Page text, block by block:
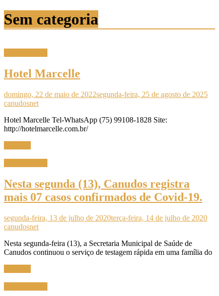
Sem categoria
Hotel Marcelle
domingo, 22 de maio de 2022segunda-feira, 25 de agosto de 2025
canudosnet
Hotel Marcelle Tel-WhatsApp (75) 99108-1828 Site:
http://hotelmarcelle.com.br/
Nesta segunda (13), Canudos registra
mais 07 casos confirmados de Covid-19.
segunda-feira, 13 de julho de 2020terça-feira, 14 de julho de 2020
canudosnet
Nesta segunda-feira (13), a Secretaria Municipal de Saúde de
Canudos continuou o serviço de testagem rápida em uma família do